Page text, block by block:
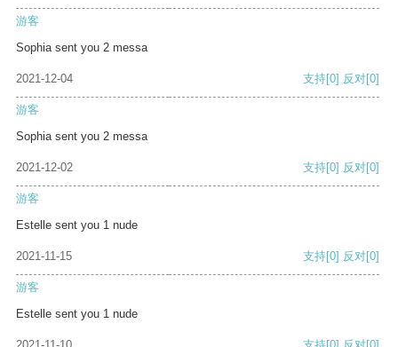
游客
Sophia sent you 2 messa
2021-12-04 支持[0] 反对[0]
游客
Sophia sent you 2 messa
2021-12-02 支持[0] 反对[0]
游客
Estelle sent you 1 nude
2021-11-15 支持[0] 反对[0]
游客
Estelle sent you 1 nude